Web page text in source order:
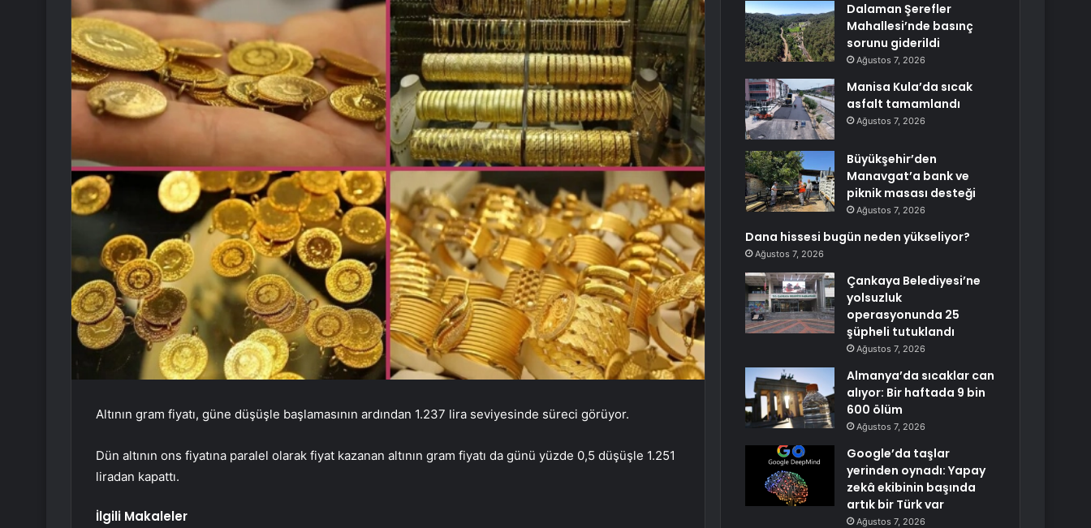
Altının gram fiyatı, güne düşüşle başlamasının ardından 1.237 lira seviyesinde süreci görüyor.
Dün altının ons fiyatına paralel olarak fiyat kazanan altının gram fiyatı da günü yüzde 0,5 düşüşle 1.251
liradan kapattı.
İlgili Makaleler
Dalaman Şerefler
Mahallesi’nde basınç
sorunu giderildi
Ağustos 7, 2026
Manisa Kula’da sıcak
asfalt tamamlandı
Ağustos 7, 2026
Büyükşehir’den
Manavgat’a bank ve
piknik masası desteği
Ağustos 7, 2026
Dana hissesi bugün neden yükseliyor?
Ağustos 7, 2026
Çankaya Belediyesi’ne
yolsuzluk
operasyonunda 25
şüpheli tutuklandı
Ağustos 7, 2026
Almanya’da sıcaklar can
alıyor: Bir haftada 9 bin
600 ölüm
Ağustos 7, 2026
Google’da taşlar
yerinden oynadı: Yapay
zekâ ekibinin başında
artık bir Türk var
Ağustos 7, 2026